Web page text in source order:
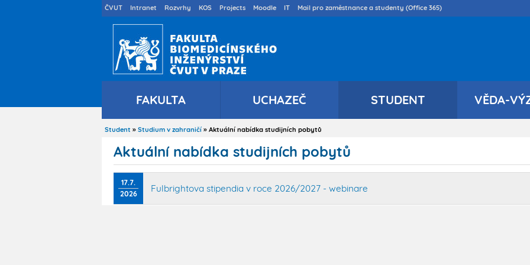
Přejít
k
Druhé
menu
ČVUT Intranet Rozvrhy KOS Projects Moodle IT Mail pro zaměstnance a studenty (Office 365)
FAKULTA UCHAZEČ STUDENT VĚDA-
Drobečková
Student Studium v zahraničí Aktuální nabídka studijních pobytů
Aktuální nabídka studijních pobytů
17.7.
2026
Fulbrightova stipendia v roce 2026/2027 - webinare